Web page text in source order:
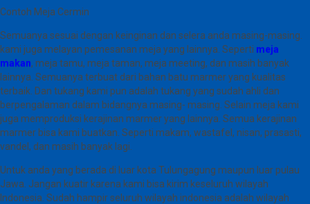
Contoh Meja Cermin
Semuanya sesuai dengan keinginan dan selera anda masing-masing.
kami juga melayan pemesanan meja yang lainnya. Seperti meja
makan, meja tamu, meja taman, meja meeting, dan masih banyak
lainnya. Semuanya terbuat dari bahan batu marmer yang kualitas
terbaik. Dan tukang kami pun adalah tukang yang sudah ahli dan
berpengalaman dalam bidangnya masing- masing. Selain meja kami
juga memproduksi kerajinan marmer yang lainnya. Semua kerajinan
marmer bisa kami buatkan. Seperti makam, wastafel, nisan, prasasti,
vandel, dan masih banyak lagi.
Untuk anda yang berada di luar kota Tulungagung maupun luar pulau
Jawa. Jangan kuatir karena kami bisa kirim keseluruh wilayah
Indonesia. Sudah hampir seluruh wilayah indonesia adalah wilayah